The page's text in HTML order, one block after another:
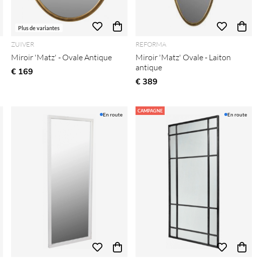
Plus de variantes
ZUIVER
Miroir 'Matz' - Ovale Antique
€ 169
REFORMA
Miroir 'Matz' Ovale - Laiton
antique
€ 389
En route
CAMPAGNE
En route